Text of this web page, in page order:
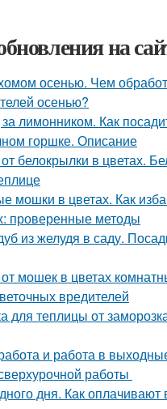
на
осенью. Чем
осенью?
лимонником. Как
горшке. Описание
белокрылки в цветах.
мошки в цветах. Как
проверенные методы
из желудя в саду.
от мошек в цветах
вредителей
теплицы от
и работа в
работы
дня. Как